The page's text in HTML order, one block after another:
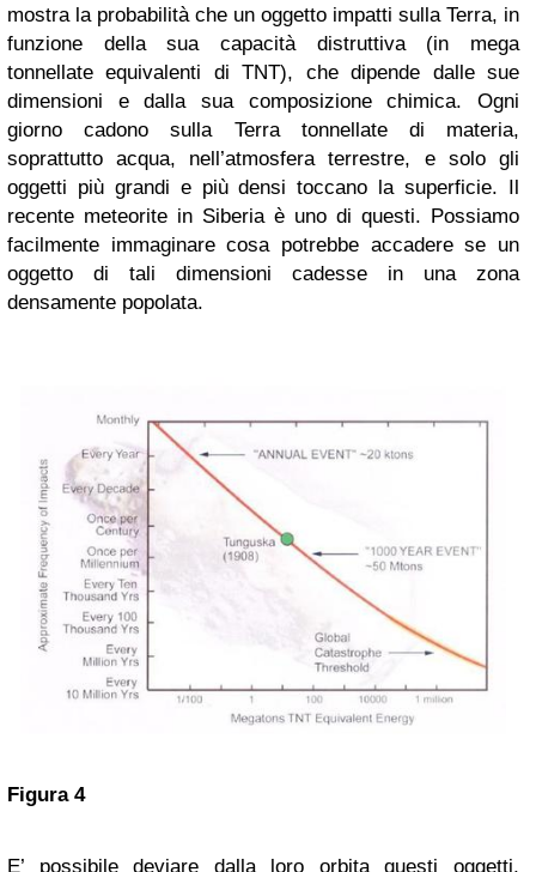
mostra la probabilità che un oggetto impatti sulla Terra, in
funzione della sua capacità distruttiva (in mega
tonnellate equivalenti di TNT), che dipende dalle sue
dimensioni e dalla sua composizione chimica. Ogni
giorno cadono sulla Terra tonnellate di materia,
soprattutto acqua, nell’atmosfera terrestre, e solo gli
oggetti più grandi e più densi toccano la superficie. Il
recente meteorite in Siberia è uno di questi. Possiamo
facilmente immaginare cosa potrebbe accadere se un
oggetto di tali dimensioni cadesse in una zona
densamente popolata.
Figura 4
E’ possibile deviare dalla loro orbita questi oggetti,